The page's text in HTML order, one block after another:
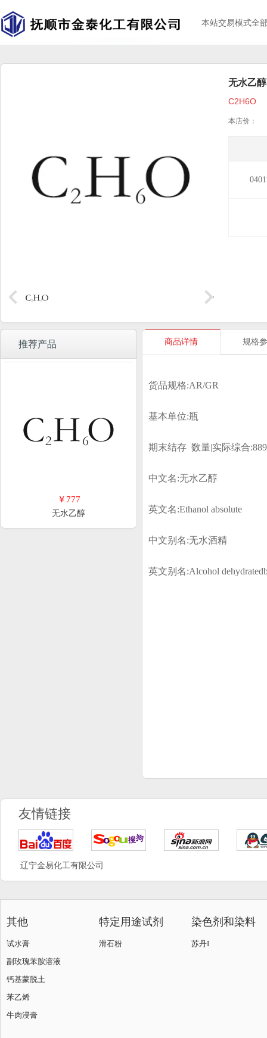
本站交易模式全
无水乙醇
C2H6O
本店价：
推荐产品
￥777
无水乙醇
商品详情 规格
货品规格:AR/GR
基本单位:瓶
期末结存 数量|实际综合:
中文名:无水乙醇
英文名:Ethanol absolute
中文别名:无水酒精
英文别名:Alcohol
友情链接
辽宁金易化工有限公司
其他
试水膏
副玫瑰苯胺溶液
钙基蒙脱土
苯乙烯
牛肉浸膏
特定用途试剂
滑石粉
染色剂和染料
苏丹I